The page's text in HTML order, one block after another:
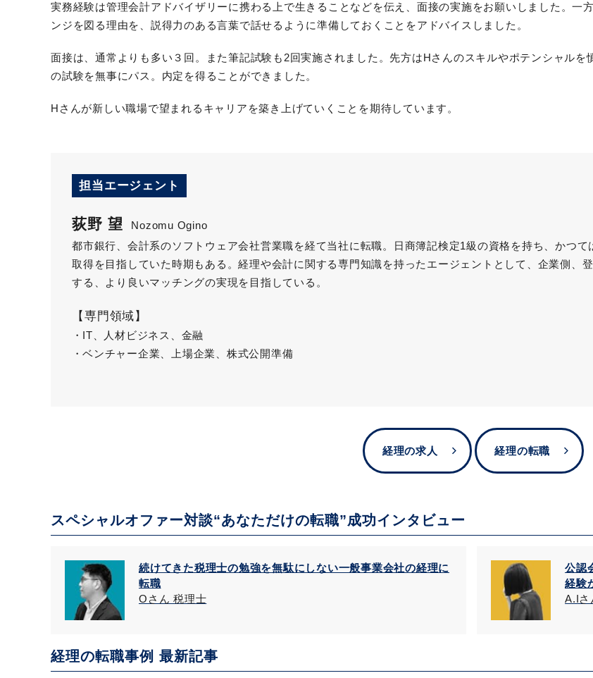
実務経験は管理会計アドバイザリーに携わる上で生きることなどを伝え、面接の実施をお願いしました。一
ンジを図る理由を、説得力のある言葉で話せるように準備しておくことをアドバイスしました。
面接は、通常よりも多い３回。また筆記試験も2回実施されました。先方はHさんのスキルやポテンシャル
の試験を無事にパス。内定を得ることができました。
Hさんが新しい職場で望まれるキャリアを築き上げていくことを期待しています。
担当エージェント
荻野 望
Nozomu Ogino
都市銀行、会計系のソフトウェア会社営業職を経て当社に転職。日商簿記検定1級の資格を持ち、かつて
取得を目指していた時期もある。経理や会計に関する専門知識を持ったエージェントとして、企業側、
する、より良いマッチングの実現を目指している。
【専門領域】
IT、人材ビジネス、金融
ベンチャー企業、上場企業、株式公開準備
経理の求人 経理の転職
スペシャルオファー対談“あなただけの転職”成功インタビュー
続けてきた税理士の勉強を無駄にしない一般事業会社の経理に
転職
Oさん 税理士
公認
経験
A.Iさ
経理の転職事例 最新記事